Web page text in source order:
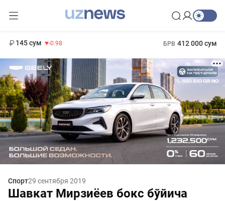
145 сум -0.98 БРВ 412 000 сум
Спорт29 сентября 2019
Шавкат Мирзиёев бокс бўйича